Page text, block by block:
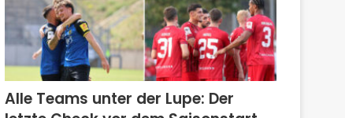
Alle Teams unter der Lupe: Der